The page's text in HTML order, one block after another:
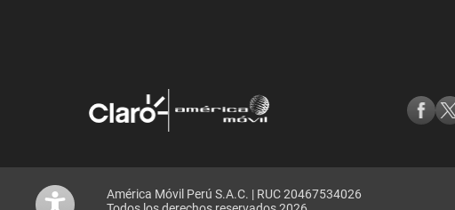
América Móvil Perú S.A.C. | RUC 20467534026